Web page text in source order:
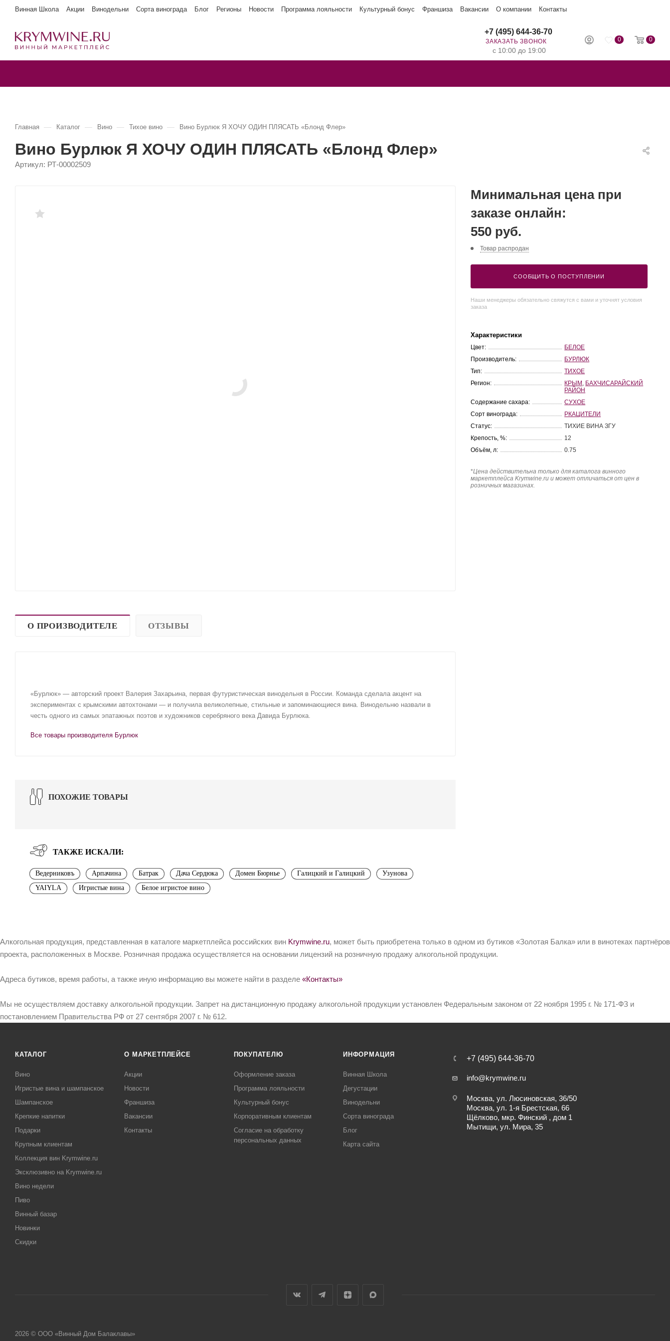
Винная Школа Акции Винодельни Сорта винограда Блог Регионы Новости Программа лояльности Культурный бонус Франшиза Вакансии О компании Контакты
0 0
+7 (495) 644-36-70
ЗАКАЗАТЬ ЗВОНОК
с 10:00 до 19:00
Главная — Каталог — Вино — Тихое вино — Вино Бурлюк Я ХОЧУ ОДИН ПЛЯСАТЬ «Блонд Флер»
Вино Бурлюк Я ХОЧУ ОДИН ПЛЯСАТЬ «Блонд Флер»
Артикул: РТ-00002509
О ПРОИЗВОДИТЕЛЕ ОТЗЫВЫ
«Бурлюк» — авторский проект Валерия Захарьина, первая футуристическая винодельня в России. Команда сделала акцент на
экспериментах с крымскими автохтонами — и получила великолепные, стильные и запоминающиеся вина. Винодельню назвали в
честь одного из самых эпатажных поэтов и художников серебряного века Давида Бурлюка.
Все товары производителя Бурлюк
ПОХОЖИЕ ТОВАРЫ
ТАКЖЕ ИСКАЛИ:
Ведерниковъ Арпачина Батрак Дача Сердюка Домен Бюрнье Галицкий и Галицкий
Узунова
YAIYLA
Игристые вина Белое игристое вино
Минимальная цена при
заказе онлайн:
550 руб.
Товар распродан
СООБЩИТЬ О ПОСТУПЛЕНИИ
Наши менеджеры обязательно свяжутся с вами и уточнят условия
заказа
Характеристики
Цвет:
БЕЛОЕ
Производитель:
БУРЛЮК
Тип:
ТИХОЕ
Регион:
КРЫМ БАХЧИСАРАЙСКИЙ
РАЙОН
Содержание сахара:
СУХОЕ
Сорт винограда:
РКАЦИТЕЛИ
Статус:
ТИХИЕ ВИНА ЗГУ
Крепость, %:
12
Объём, л:
0.75
*Цена действительна только для каталога винного
маркетплейса Krymwine.ru и может отличаться от цен в
розничных магазинах.
Алкогольная продукция, представленная в каталоге маркетплейса российских вин Krymwine.ru, может быть приобретена только в одном из бутиков «Золотая Балка» или в винотеках партнёров
проекта, расположенных в Москве. Розничная продажа осуществляется на основании лицензий на розничную продажу алкогольной продукции.
Адреса бутиков, время работы, а также иную информацию вы можете найти в разделе «Контакты»
Мы не осуществляем доставку алкогольной продукции. Запрет на дистанционную продажу алкогольной продукции установлен Федеральным законом от 22 ноября 1995 г. № 171-ФЗ и
постановлением Правительства РФ от 27 сентября 2007 г. № 612.
КАТАЛОГ
Вино
Игристые вина и шампанское
Шампанское
Крепкие напитки
Подарки
Крупным клиентам
Коллекция вин Krymwine.ru
Эксклюзивно на Krymwine.ru
Вино недели
Пиво
Винный базар
Новинки
Скидки
О МАРКЕТПЛЕЙСЕ
Акции
Новости
Франшиза
Вакансии
Контакты
ПОКУПАТЕЛЮ
Оформление заказа
Программа лояльности
Культурный бонус
Корпоративным клиентам
Согласие на обработку
персональных данных
ИНФОРМАЦИЯ
Винная Школа
Дегустации
Винодельни
Сорта винограда
Блог
Карта сайта
+7 (495) 644-36-70
info@krymwine.ru
Москва, ул. Люсиновская, 36/50
Москва, ул. 1-я Брестская, 66
Щёлково, мкр. Финский , дом 1
Мытищи, ул. Мира, 35
2026 © ООО «Винный Дом Балаклавы»